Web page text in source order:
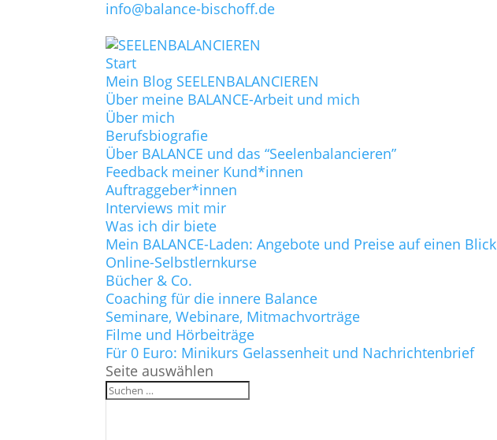
info@balance-bischoff.de
Start
Mein Blog SEELENBALANCIEREN
Über meine BALANCE-Arbeit und mich
Über mich
Berufsbiografie
Über BALANCE und das “Seelenbalancieren”
Feedback meiner Kund*innen
Auftraggeber*innen
Interviews mit mir
Was ich dir biete
Mein BALANCE-Laden: Angebote und Preise auf einen Blick
Online-Selbstlernkurse
Bücher & Co.
Coaching für die innere Balance
Seminare, Webinare, Mitmachvorträge
Filme und Hörbeiträge
Für 0 Euro: Minikurs Gelassenheit und Nachrichtenbrief
Seite auswählen